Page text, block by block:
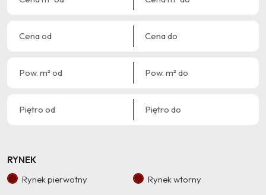
RYNEK
Rynek pierwotny
Rynek wtorny